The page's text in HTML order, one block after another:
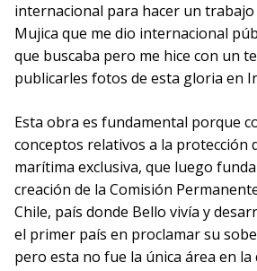
internacional para hacer un
Mujica que me dio internacional
que buscaba pero me hice con un
publicarles fotos de esta gloria en
Esta obra es fundamental porque
conceptos relativos a la protección
marítima exclusiva, que luego
creación de la Comisión
Chile, país donde Bello vivía y
el primer país en proclamar su
pero esta no fue la única área en la